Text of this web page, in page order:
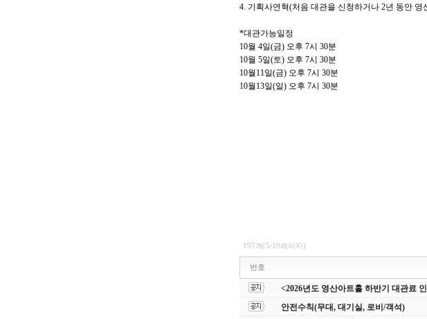
4. 기획사연혁(처음 대관을 신청하거나 2년 동안 영
*대관가능일정
10월 4일(금) 오후 7시 30분
10월 5일(토) 오후 7시 30분
10월11일(금) 오후 7시 30분
10월13일(일) 오후 7시 30분
197개(5/10페이지)
번호
<2026년도 영산아트홀 하반기 대관료
안전수칙(무대, 대기실, 로비/객석)